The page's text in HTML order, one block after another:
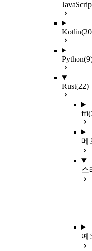
Kotlin
Python(9)
Rust(22)
ffi
메
스
예